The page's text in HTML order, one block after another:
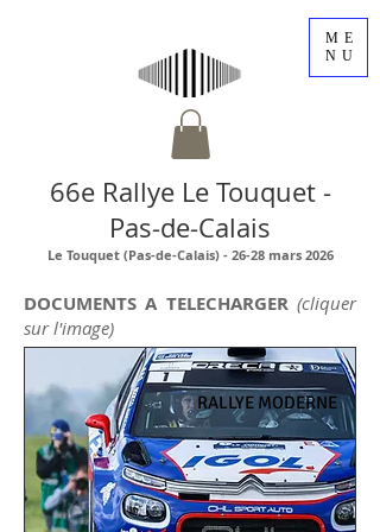
ME
NU
66e Rallye Le Touquet -
Pas-de-Calais
Le Touquet (Pas-de-Calais) - 26-28 mars 2026
DOCUMENTS A TELECHARGER (cliquer
sur l'image)
RALLYE MODERNE